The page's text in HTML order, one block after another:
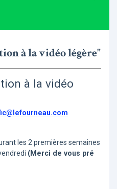
à la vidéo légère"
à la vidéo
les 2 premières semaines
(Merci de vous pré